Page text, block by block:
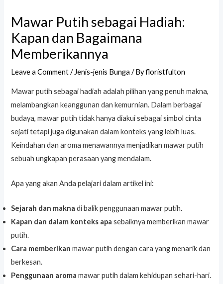
Mawar Putih sebagai Hadiah:
Kapan dan Bagaimana
Memberikannya
Leave a Comment / Jenis-jenis Bunga / Byfloristfulton
Mawar putih sebagai hadiah adalah pilihan yang penuh makna,
melambangkan keanggunan dan kemurnian. Dalam berbagai
budaya, mawar putih tidak hanya diakui sebagai simbol cinta
sejati tetapi juga digunakan dalam konteks yang lebih luas.
Keindahan dan aroma menawannya menjadikan mawar putih
sebuah ungkapan perasaan yang mendalam.
Apa yang akan Anda pelajari dalam artikel ini:
Sejarah dan makna di balik penggunaan mawar putih.
Kapan dan dalam konteks apa sebaiknya memberikan mawar
putih.
Cara memberikan mawar putih dengan cara yang menarik dan
berkesan.
Penggunaan aroma mawar putih dalam kehidupan sehari-hari.